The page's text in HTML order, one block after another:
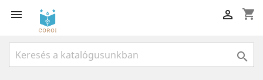
 shopping_cart

